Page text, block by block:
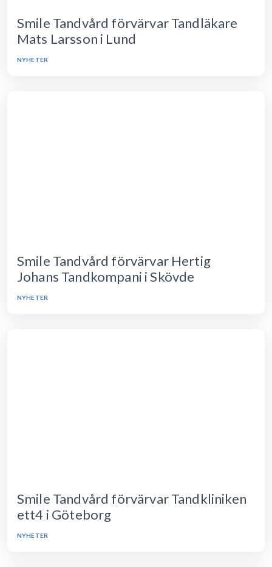
Smile Tandvård förvärvar Tandläkare
Mats Larsson i Lund
NYHETER
Smile Tandvård förvärvar Hertig
Johans Tandkompani i Skövde
NYHETER
Smile Tandvård förvärvar Tandkliniken
ett4 i Göteborg
NYHETER